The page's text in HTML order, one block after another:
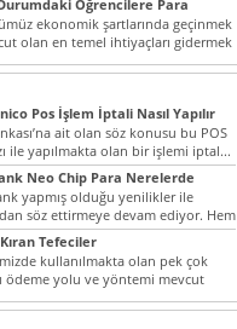
Öğrencilere Para
ekonomik şartlarında geçinmek
olan en temel ihtiyaçları gidermek
derece zor olmak...
Pos İşlem İptali Nasıl Yapılır
ait olan söz konusu bu POS
ile yapılmakta olan bir işlemi iptal...
Neo Chip Para Nerelerde
yapmış olduğu yenilikler ile
söz ettirmeye devam ediyor. Hem
potansiyelini arttırmak hem...
Tefeciler
kullanılmakta olan pek çok
ödeme yolu ve yöntemi mevcut
ile beraber bunlar...